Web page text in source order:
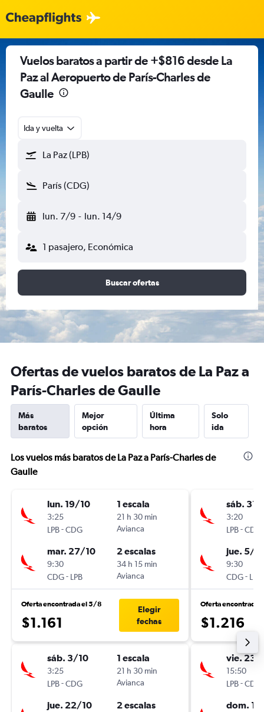
Vuelos baratos a partir de +$816 desde La
Paz al Aeropuerto de París-Charles de
Gaulle
Ida y vuelta
La Paz (LPB)
París (CDG)
lun. 7/9 - lun. 14/9
1 pasajero, Económica
Buscar ofertas
Ofertas de vuelos baratos de La Paz a
París-Charles de Gaulle
Más
baratos
Mejor
opción
Última
hora
Solo
ida
Los vuelos más baratos de La Paz a París-Charles de
Gaulle
lun. 19/10
3:25
LPB-CDG
1 escala
21 h 30 min
Avianca
mar. 27/10
9:30
CDG- LPB
2 escalas
34 h 15 min
Avianca
Oferta encontrada el 5/8
$1.161
Elegir
fechas
sáb. 3/10
3:25
LPB-CDG
1 escala
21 h 30 min
Avianca
jue. 22/10 2 escalas
sáb. 31/
3:20
LPB-CDG
jue. 5/11
9:30
CDG- LPB
Oferta encontrada
$1.216
vie. 23/
15:50
LPB-CDG
dom. 1/